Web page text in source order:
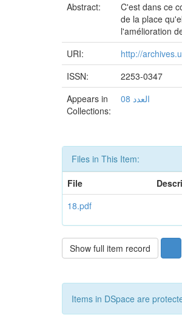
Abstract:
C'est dans ce
de la place
l'amélioration
URI:
http://
ISSN:
2253-0347
Appears in
Collections:
العدد 08
Files in This Item:
File
18.pdf
Show full item record
Items in DSpace are